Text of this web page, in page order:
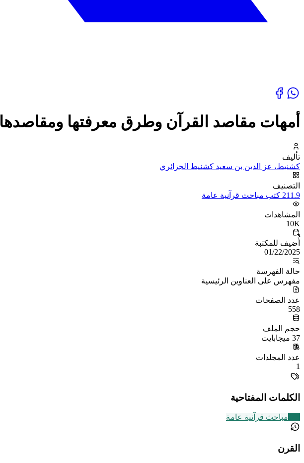
أمهات مقاصد القرآن وطرق معرفتها ومقاصدها
تأليف
كشنيط، عز الدين بن سعيد كشنيط الجزائري
التصنيف
211.9 كتب مباحث قرآنية عامة
المشاهدات
10K
أُضيف للمكتبة
01/22/2025
حالة الفهرسة
مفهرس على العناوين الرئيسية
عدد الصفحات
558
حجم الملف
37 ميجابايت
عدد المجلدات
1
الكلمات المفتاحية
مباحث قرآنية عامة
القرن